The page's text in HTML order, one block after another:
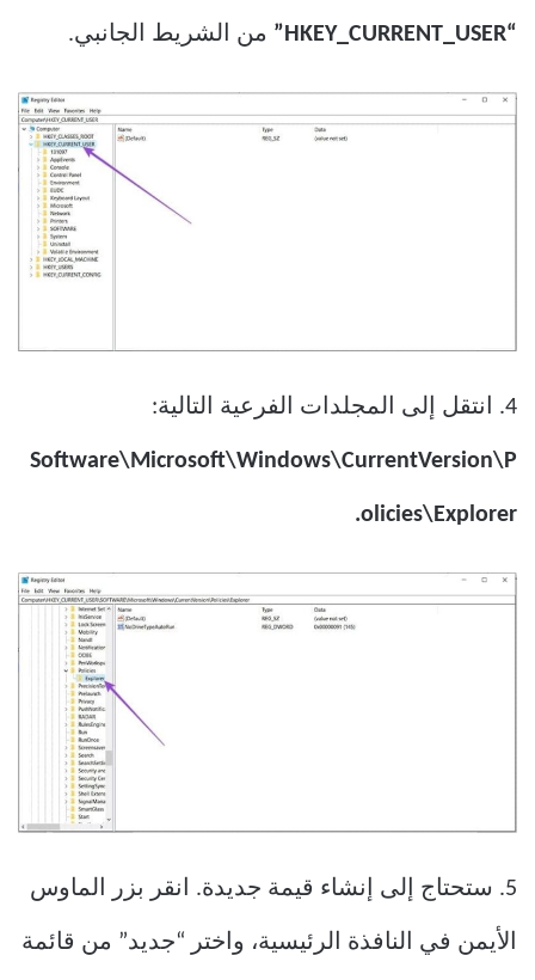
“HKEY_CURRENT_USER” من الشريط الجانبي.
4. انتقل إلى المجلدات الفرعية التالية:
Software\Microsoft\Windows\CurrentVersion\P
olicies\Explorer.
5. ستحتاج إلى إنشاء قيمة جديدة. انقر بزر الماوس
الأيمن في النافذة الرئيسية، واختر “جديد” من قائمة